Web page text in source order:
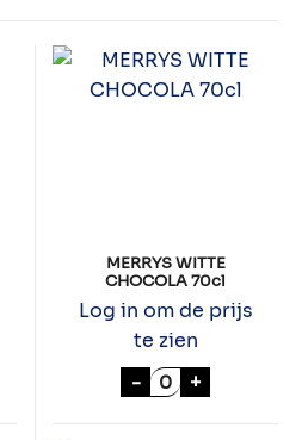
70cl aantal
MERRYS WITTE
CHOCOLA 70cl
Log in om de prijs
te zien
- MERRYS
+